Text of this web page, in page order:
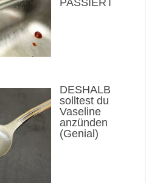
PASSIERT
DESHALB
solltest du
Vaseline
anzünden
(Genial)